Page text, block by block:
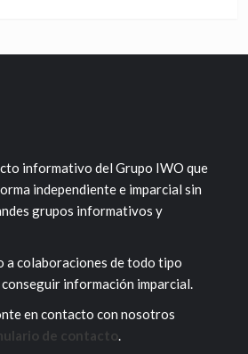
informativo del Grupo IWO que
independiente e imparcial sin
grupos informativos y
colaboraciones de todo tipo
información imparcial.
en contacto con nosotros
de contacto.